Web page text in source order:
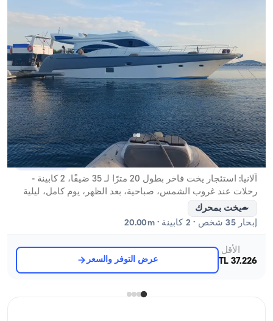
ألانيا, Antalya قارب جديد
آلانيا: استئجار يخت فاخر بطول 20 مترًا لـ 35 ضيفًا، 2 كابينة -
رحلات عند غروب الشمس، صباحية، بعد الظهر، يوم كامل، ليلية
وفعاليات خاصة
يخت بمحرك
إبحار 35 شخص · 2 كابينة · 20.00m
الأقل
37.226 TL
عرض التوفر والسعر